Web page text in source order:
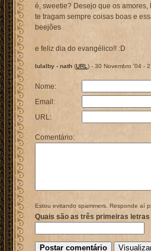
é, sweetie? Desejo que os
te tragam sempre coisas boas e
beejões
e feliz dia do evangélico!! :D
lulalby - nath (URL ) - 30 Novembro '04 -
Nome:
Email:
URL:
Comentário:
Estou evitando spammers. Responde aí
Quais são as três primeiras